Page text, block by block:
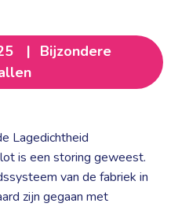
| Bijzondere
Lagedichtheid
is een storing geweest.
van de fabriek in
zijn gegaan met